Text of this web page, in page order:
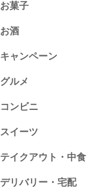
お菓子
お酒
キャンペーン
グルメ
コンビニ
スイーツ
テイクアウト・中食
デリバリー・宅配